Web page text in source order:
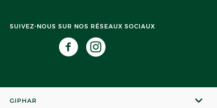
SUIVEZ-NOUS SUR NOS RÉSEAUX SOCIAUX
GIPHAR